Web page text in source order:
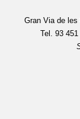
Gran Via de les
Tel. 93